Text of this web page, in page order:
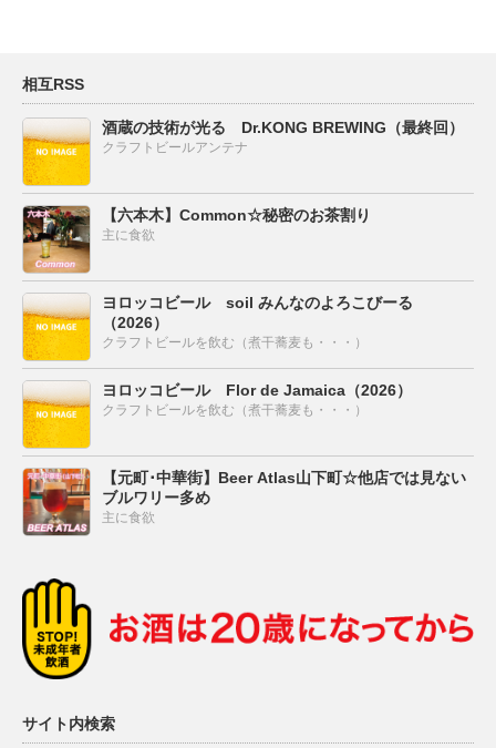
相互RSS
酒蔵の技術が光る Dr.KONG BREWING（最終回）
クラフトビールアンテナ
【六本木】Common☆秘密のお茶割り
主に食欲
ヨロッコビール soil みんなのよろこびーる
（2026）
クラフトビールを飲む（煮干蕎麦も・・・）
ヨロッコビール Flor de Jamaica（2026）
クラフトビールを飲む（煮干蕎麦も・・・）
【元町･中華街】Beer Atlas山下町☆他店では見ない
ブルワリー多め
主に食欲
サイト内検索